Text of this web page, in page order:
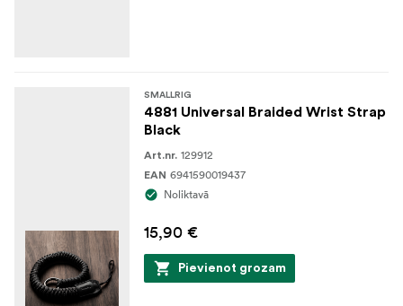
SMALLRIG
4881 Universal Braided Wrist Strap
Black
Art.nr. 129912
EAN 6941590019437
Noliktavā
15,90 €
Pievienot grozam